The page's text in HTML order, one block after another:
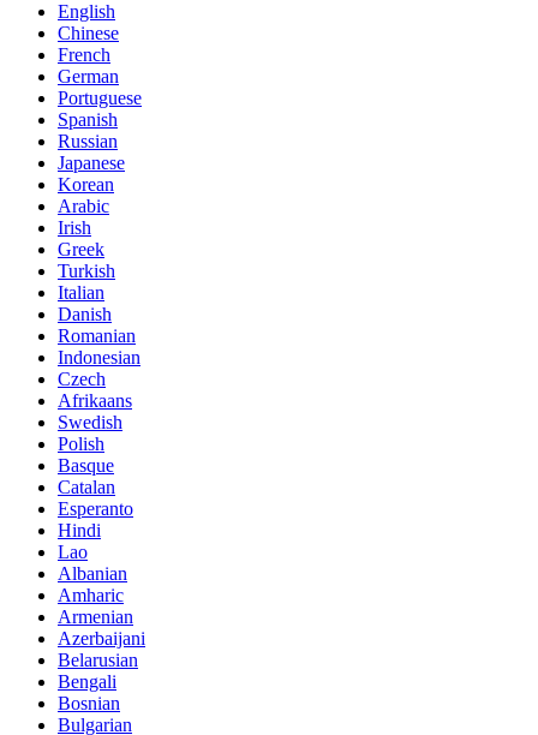
English
Chinese
French
German
Portuguese
Spanish
Russian
Japanese
Korean
Arabic
Irish
Greek
Turkish
Italian
Danish
Romanian
Indonesian
Czech
Afrikaans
Swedish
Polish
Basque
Catalan
Esperanto
Hindi
Lao
Albanian
Amharic
Armenian
Azerbaijani
Belarusian
Bengali
Bosnian
Bulgarian